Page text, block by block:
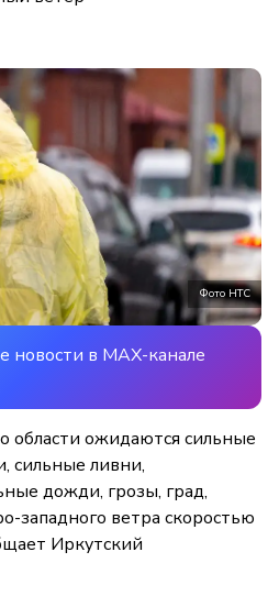
Фото НТС
новости в MAX-канале
области ожидаются сильные
сильные ливни,
дожди, грозы, град,
западного ветра скоростью
Иркутский